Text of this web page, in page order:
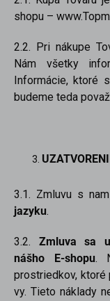
shopu –
2.2. Pri nákupe
Nám všetky
Informácie, ktoré
budeme teda
3.1. Zmluvu s
jazyku.
3.2. Zmluva sa
nášho E-shopu.
prostriedkov, ktoré
vy. Tieto náklady